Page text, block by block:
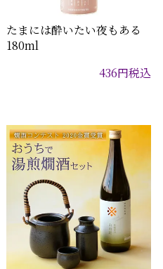
たまには酔いたい夜もある
180ml
436円税込